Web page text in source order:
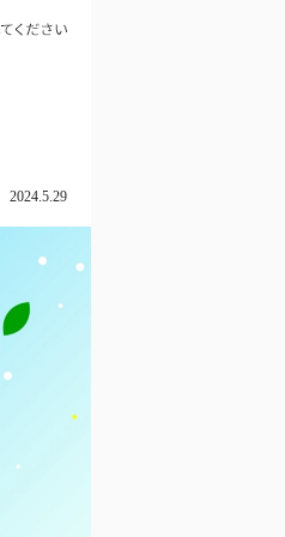
2024.5.29